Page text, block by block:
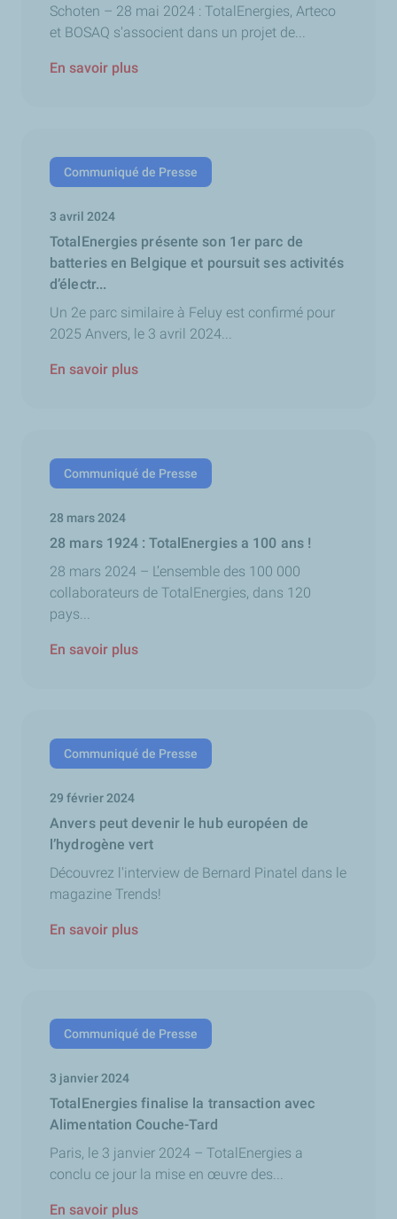
Schoten – 28 mai 2024 : TotalEnergies, Arteco
et BOSAQ s'associent dans un projet de...
En savoir plus
Communiqué de Presse
3 avril 2024
TotalEnergies présente son 1er parc de
batteries en Belgique et poursuit ses activités
d’électr...
Un 2e parc similaire à Feluy est confirmé pour
2025 Anvers, le 3 avril 2024...
En savoir plus
Communiqué de Presse
28 mars 2024
28 mars 1924 : TotalEnergies a 100 ans !
28 mars 2024 – L’ensemble des 100 000
collaborateurs de TotalEnergies, dans 120
pays...
En savoir plus
Communiqué de Presse
29 février 2024
Anvers peut devenir le hub européen de
l’hydrogène vert
Découvrez l'interview de Bernard Pinatel dans le
magazine Trends!
En savoir plus
Communiqué de Presse
3 janvier 2024
TotalEnergies finalise la transaction avec
Alimentation Couche-Tard
Paris, le 3 janvier 2024 – TotalEnergies a
conclu ce jour la mise en œuvre des...
En savoir plus